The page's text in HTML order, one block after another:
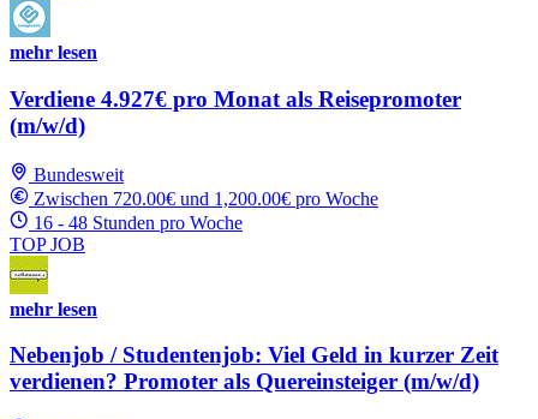
mehr lesen
Verdiene 4.927€ pro Monat als Reisepromoter
(m/w/d)
Bundesweit
Zwischen 720.00€ und 1,200.00€ pro Woche
16 - 48 Stunden pro Woche
TOP JOB
mehr lesen
Nebenjob / Studentenjob: Viel Geld in kurzer Zeit
verdienen? Promoter als Quereinsteiger (m/w/d)